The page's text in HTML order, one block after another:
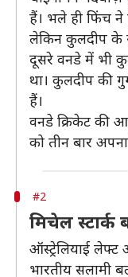
हैं। भले ही फिंच ने
लेकिन कुलदीप के
दूसरे वनडे में भी
था। कुलदीप की
हैं।
वनडे क्रिकेट की
को तीन बार
#2
मिचेल
ऑस्ट्रेलियाई
भारतीय सलामी